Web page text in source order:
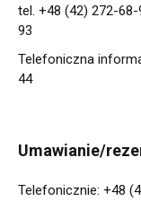
tel. +48 (42) 272-
93
Telefoniczna
44
Umawianie/
Telefonicznie: +48